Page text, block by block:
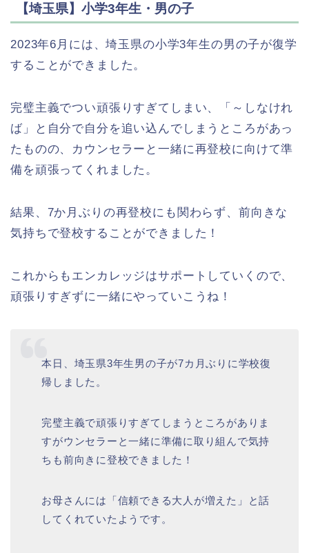
【埼玉県】小学3年生・男の子
2023年6月には、埼玉県の小学3年生の男の子が復学
することができました。
完璧主義でつい頑張りすぎてしまい、「～しなけれ
ば」と自分で自分を追い込んでしまうところがあっ
たものの、カウンセラーと一緒に再登校に向けて準
備を頑張ってくれました。
結果、7か月ぶりの再登校にも関わらず、前向きな
気持ちで登校することができました！
これからもエンカレッジはサポートしていくので、
頑張りすぎずに一緒にやっていこうね！
本日、埼玉県3年生男の子が7カ月ぶりに学校復
帰しました。
完璧主義で頑張りすぎてしまうところがありま
すがウンセラーと一緒に準備に取り組んで気持
ちも前向きに登校できました！
お母さんには「信頼できる大人が増えた」と話
してくれていたようです。